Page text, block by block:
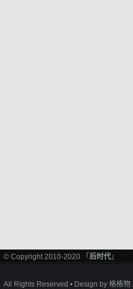
© Copyright 2010-2020 「 后时代 」
All Rights Reserved • Design by 格格物.